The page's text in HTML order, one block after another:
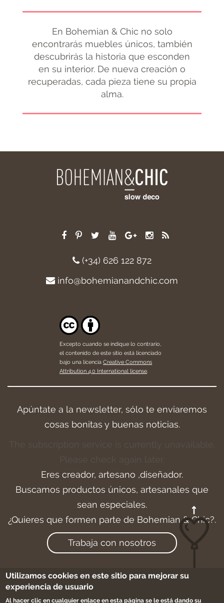
En Bohemian & Chic no solo
encontrarás muebles únicos, también
descubrirás la historia que esconden
en su interior. De nueva creación o
recuperadas, cada pieza tiene su propia
alma.
(+34) 626 122 872
info@bohemianandchic.com
Excepto cuando se indique lo contrario,
el contenido de este sitio está licenciado
bajo una licencia Creative Commons
Attribution 4.0 International license.
Apúntate a la newsletter, sólo te enviaremos
cosas bonitas y buenas noticias.
The subscription service is currently unavailable.
Please check again later.
Eres creador, artesano ,diseñador.
Buscamos productos únicos, artesanales que
sean especiales.
¿Quieres que formen parte de Bohemian & Chic?.
Trabaja con nosotros
Aviso legal-Cookies
Utilizamos cookies en este sitio para mejorar su
experiencia de usuario
Al hacer clic en cualquier enlace en esta página se le está dando su